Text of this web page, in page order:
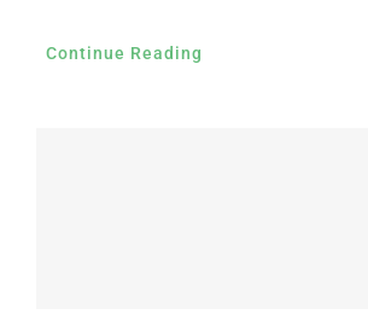
Continue Reading